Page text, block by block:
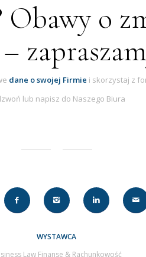
o
dane o swojej Firmie i skorzystaj z
lub napisz do Naszego Biura
WYSTAWCA
Law Finanse & Rachunkowość